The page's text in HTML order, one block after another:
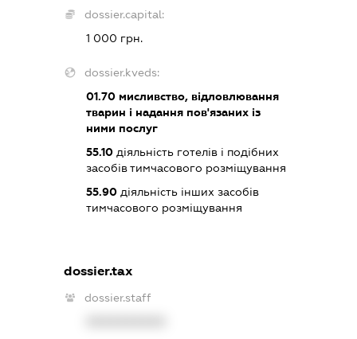
dossier.capital:
1 000 грн.
dossier.kveds:
01.70 мисливство, відловлювання
тварин і надання пов'язаних із
ними послуг
55.10 діяльність готелів і подібних
засобів тимчасового розміщування
55.90 діяльність інших засобів
тимчасового розміщування
dossier.tax
dossier.staff